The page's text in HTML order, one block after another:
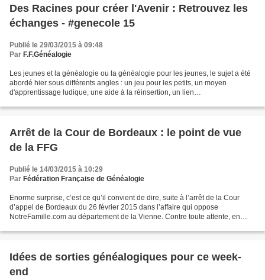
Des Racines pour créer l'Avenir : Retrouvez les
échanges - #genecole 15
Publié le 29/03/2015 à 09:48
Par F.F.Généalogie
Les jeunes et la généalogie ou la généalogie pour les jeunes, le sujet a été
abordé hier sous différents angles : un jeu pour les petits, un moyen
d'apprentissage ludique, une aide à la réinsertion, un lien
Arrêt de la Cour de Bordeaux : le point de vue
de la FFG
Publié le 14/03/2015 à 10:29
Par Fédération Française de Généalogie
Enorme surprise, c’est ce qu’il convient de dire, suite à l’arrêt de la Cour
d’appel de Bordeaux du 26 février 2015 dans l’affaire qui oppose
NotreFamille.com au département de la Vienne. Contre toute attente, en
Idées de sorties généalogiques pour ce week-
end